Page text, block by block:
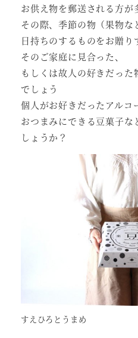
お供え物を郵送される方が
その際、季節の物（果物な
日持ちのするものをお贈り
そのご家庭に見合った、
もしくは故人の好きだっ
でしょう
個人がお好きだったアルコ
おつまみにできる豆菓子な
しょうか？
すえひろとうまめ